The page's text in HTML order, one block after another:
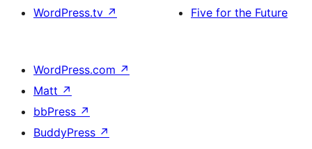
WordPress.tv ↗
Five for the Future
WordPress.com ↗
Matt ↗
bbPress ↗
BuddyPress ↗